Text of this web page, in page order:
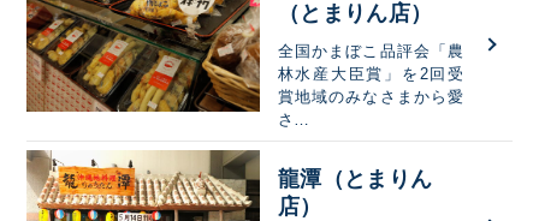
（とまりん店）
全国かまぼこ品評会「農
林水産大臣賞」を2回受
賞地域のみなさまから愛
さ…
龍潭（とまりん
店）